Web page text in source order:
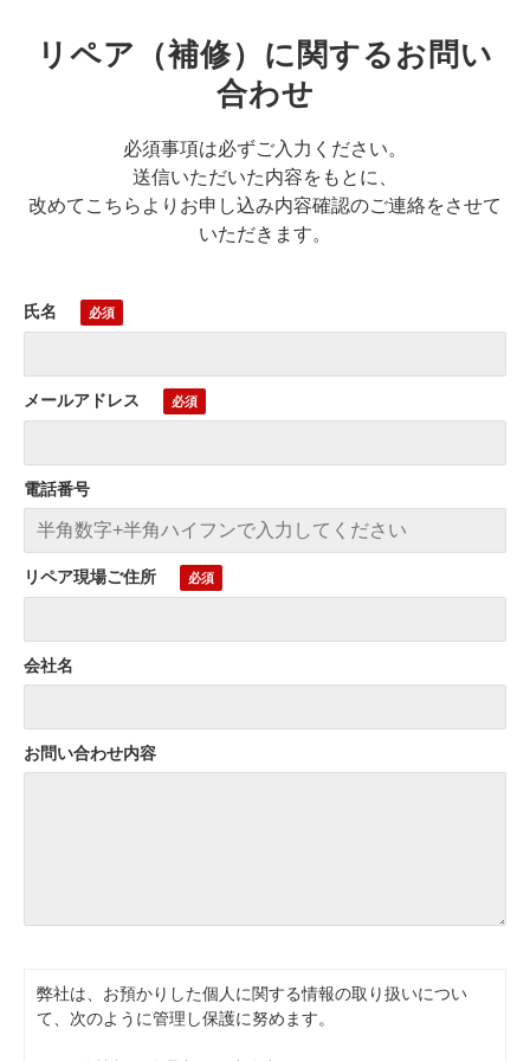
リペア（補修）に関するお問い
合わせ
必須事項は必ずご入力ください。
送信いただいた内容をもとに、
改めてこちらよりお申し込み内容確認のご連絡をさせて
いただきます。
氏名
メールアドレス
電話番号
リペア現場ご住所
会社名
お問い合わせ内容
弊社は、お預かりした個人に関する情報の取り扱いについ
て、次のように管理し保護に努めます。